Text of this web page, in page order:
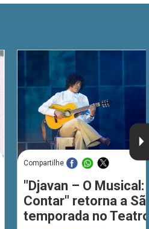
Compartilhe
"Djavan – O Musical:
Contar" retorna a
temporada no